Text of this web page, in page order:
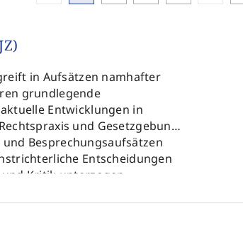
in Aufsätzen namhafter
grundlegende
Entwicklungen in
und Gesetzgebung
Besprechungsaufsätzen
Entscheidungen
Kritik unterzogen.
Schwerpunkte der